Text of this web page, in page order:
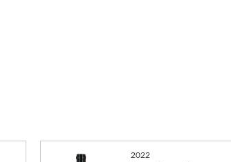
2022